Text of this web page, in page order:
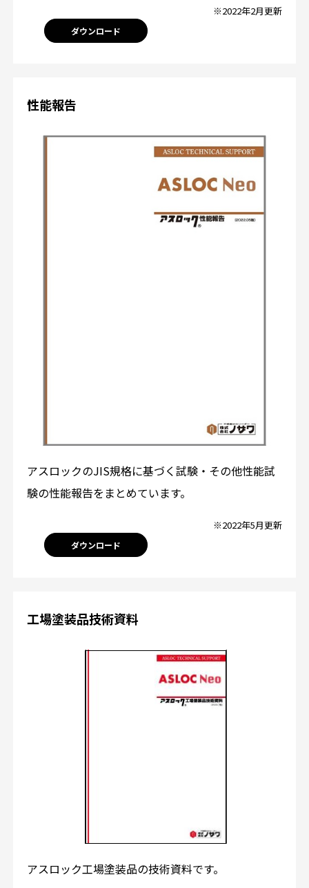
※2022年2月更新
ダウンロード
性能報告
アスロックのJIS規格に基づく試験・その他性能試
験の性能報告をまとめています。
※2022年5月更新
ダウンロード
工場塗装品技術資料
アスロック工場塗装品の技術資料です。